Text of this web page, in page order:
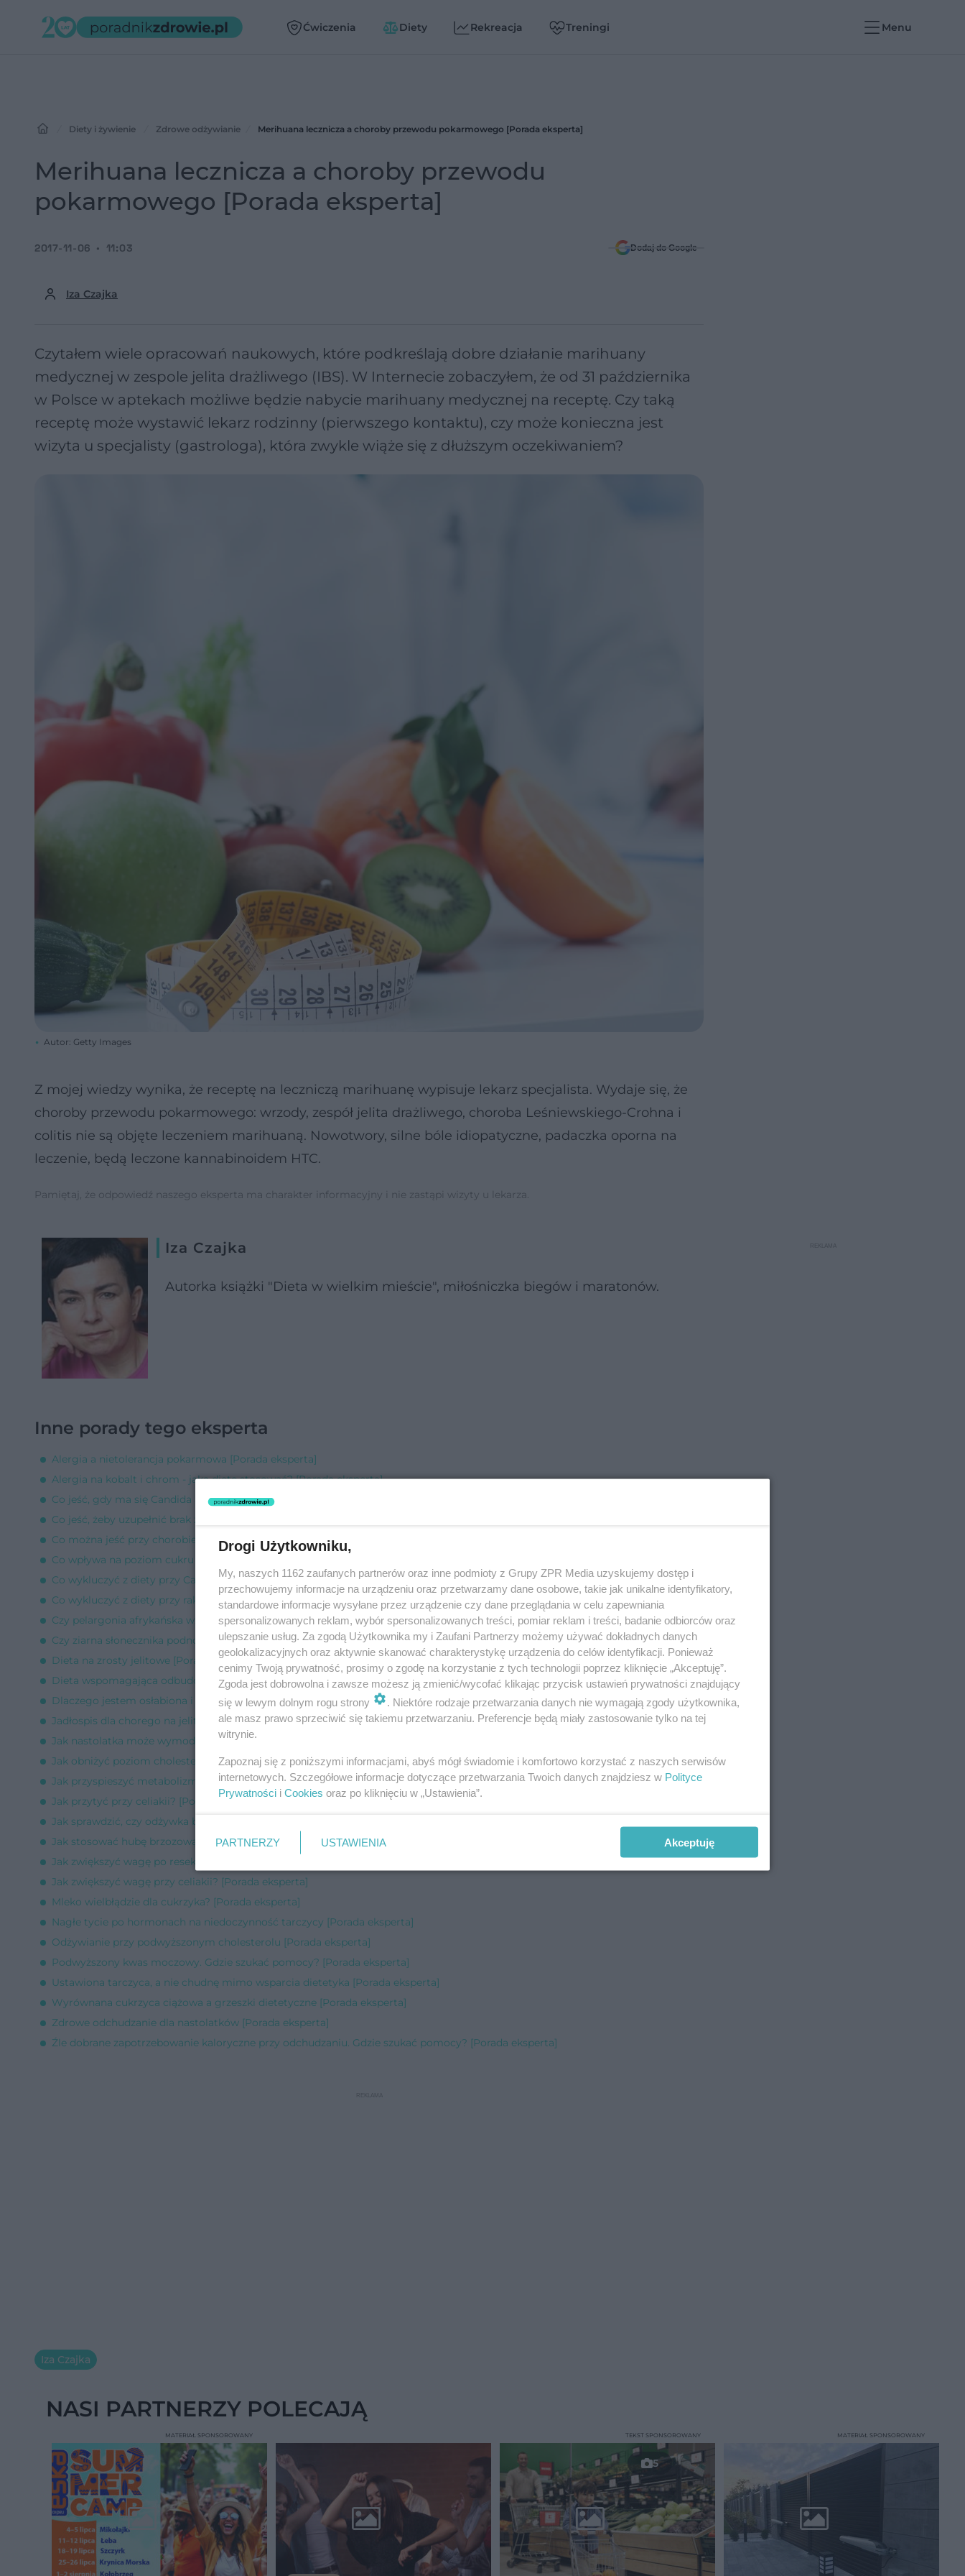
Ćwiczenia Diety Rekreacja Treningi Menu
Diety i żywienie Zdrowe odżywianie Merihuana lecznicza a choroby przewodu pokarmowego [Porada eksperta]
Merihuana lecznicza a choroby przewodu
pokarmowego [Porada eksperta]
Iza Czajka
2017-11-06 11:03 Dodaj do Google
Czytałem wiele opracowań naukowych, które podkreślają dobre działanie marihuany
medycznej w zespole jelita drażliwego (IBS). W Internecie zobaczyłem, że od 31 października
w Polsce w aptekach możliwe będzie nabycie marihuany medycznej na receptę. Czy taką
receptę może wystawić lekarz rodzinny (pierwszego kontaktu), czy może konieczna jest
wizyta u specjalisty (gastrologa), która zwykle wiąże się z dłuższym oczekiwaniem?
Autor: Getty Images
Z mojej wiedzy wynika, że receptę na leczniczą marihuanę wypisuje lekarz specjalista. Wydaje się, że
choroby przewodu pokarmowego: wrzody, zespół jelita drażliwego, choroba Leśniewskiego-Crohna i
colitis nie są objęte leczeniem marihuaną. Nowotwory, silne bóle idiopatyczne, padaczka oporna na
leczenie, będą leczone kannabinoidem HTC.
Pamiętaj, że odpowiedź naszego eksperta ma charakter informacyjny i nie zastąpi wizyty u lekarza.
Iza Czajka
Autorka książki "Dieta w wielkim mieście", miłośniczka biegów i maratonów.
Inne porady tego eksperta
Alergia a nietolerancja pokarmowa [Porada eksperta]
Alergia na kobalt i chrom - jaką dietę stosować? [Porada eksperta]
Co jeść, gdy ma się Candida albicans? [Porada eksperta]
Co jeść, żeby uzupełnić brak żelaza, gdy ma się celiakię? [Porada eksperta]
Co można jeść przy chorobie Leśniewskiego-Crohna? [Porada eksperta]
Co wpływa na poziom cukru we krwi? [Porada eksperta]
Co wykluczyć z diety przy Candida albicans? [Porada eksperta]
Co wykluczyć z diety przy raku trzustki i wątroby? [Porada eksperta]
Czy pelargonia afrykańska wzmocni odporność organizmu? [Porada eksperta]
Czy ziarna słonecznika podnoszą cukier przy cukrzycy typu 2? [Porada eksperta]
Dieta na zrosty jelitowe [Porada eksperta]
Dieta wspomagająca odbudowę hemoglobiny [Porada eksperta]
Dlaczego jestem osłabiona i nie mogę przytyć? [Porada eksperta]
Jadłospis dla chorego na jelitówkę [Porada eksperta]
Jak nastolatka może wymodelować biodra i pośladki? [Porada eksperta]
Jak obniżyć poziom cholesterolu dietą przy IBS? [Porada eksperta]
Jak przyspieszyć metabolizm? [Porada eksperta]
Jak przytyć przy celiakii? [Porada eksperta]
Jak sprawdzić, czy odżywka białkowa została przebadana? [Porada eksperta]
Jak stosować hubę brzozową? [Porada eksperta]
Jak zwiększyć wagę po resekcji żołądka? [Porada eksperta]
Jak zwiększyć wagę przy celiakii? [Porada eksperta]
Mleko wielbłądzie dla cukrzyka? [Porada eksperta]
Nagłe tycie po hormonach na niedoczynność tarczycy [Porada eksperta]
Odżywianie przy podwyższonym cholesterolu [Porada eksperta]
Podwyższony kwas moczowy. Gdzie szukać pomocy? [Porada eksperta]
Ustawiona tarczyca, a nie chudnę mimo wsparcia dietetyka [Porada eksperta]
Wyrównana cukrzyca ciążowa a grzeszki dietetyczne [Porada eksperta]
Zdrowe odchudzanie dla nastolatków [Porada eksperta]
Źle dobrane zapotrzebowanie kaloryczne przy odchudzaniu. Gdzie szukać pomocy? [Porada eksperta]
Iza Czajka
NASI PARTNERZY POLECAJĄ
MATERIAŁ SPONSOROWANY
5
TEKST SPONSOROWANY MATERIAŁ SPONSOROWANY
Drogi Użytkowniku,
My, naszych 1162 zaufanych partnerów oraz inne podmioty z Grupy ZPR Media uzyskujemy dostęp i
przechowujemy informacje na urządzeniu oraz przetwarzamy dane osobowe, takie jak unikalne identyfikatory,
standardowe informacje wysyłane przez urządzenie czy dane przeglądania w celu zapewniania
spersonalizowanych reklam, wybór spersonalizowanych treści, pomiar reklam i treści, badanie odbiorców oraz
ulepszanie usług. Za zgodą Użytkownika my i Zaufani Partnerzy możemy używać dokładnych danych
geolokalizacyjnych oraz aktywnie skanować charakterystykę urządzenia do celów identyfikacji. Ponieważ
cenimy Twoją prywatność, prosimy o zgodę na korzystanie z tych technologii poprzez kliknięcie „Akceptuję”.
Zgoda jest dobrowolna i zawsze możesz ją zmienić/wycofać klikając przycisk ustawień prywatności znajdujący
się w lewym dolnym rogu strony
. Niektóre rodzaje przetwarzania danych nie wymagają zgody użytkownika,
ale masz prawo sprzeciwić się takiemu przetwarzaniu. Preferencje będą miały zastosowanie tylko na tej
witrynie.
Zapoznaj się z poniższymi informacjami, abyś mógł świadomie i komfortowo korzystać z naszych serwisów
internetowych. Szczegółowe informacje dotyczące przetwarzania Twoich danych znajdziesz w Polityce
Prywatności i Cookies oraz po kliknięciu w „Ustawienia”.
PARTNERZY USTAWIENIA Akceptuję